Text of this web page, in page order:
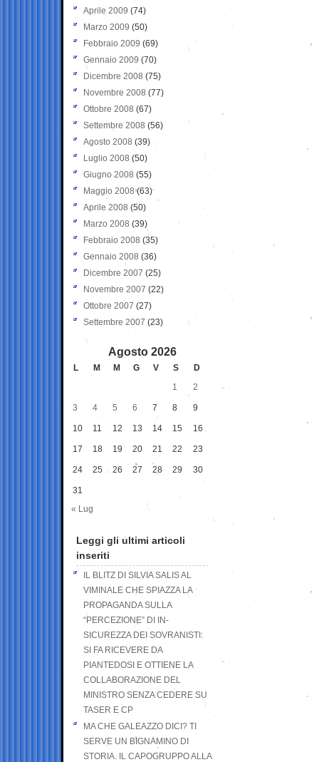
Aprile 2009 (74)
Marzo 2009 (50)
Febbraio 2009 (69)
Gennaio 2009 (70)
Dicembre 2008 (75)
Novembre 2008 (77)
Ottobre 2008 (67)
Settembre 2008 (56)
Agosto 2008 (39)
Luglio 2008 (50)
Giugno 2008 (55)
Maggio 2008(63)
Aprile 2008 (50)
Marzo 2008 (39)
Febbraio 2008 (35)
Gennaio 2008 (36)
Dicembre 2007 (25)
Novembre 2007 (22)
Ottobre 2007 (27)
Settembre 2007 (23)
Agosto 2026
L M M G V S
D
1
2
3 4 5 6 7 8 9
10 11 12 13 14 15 16
17 18 19 20 21 22 23
24 25 26 27 28 29 30
31
« Lug
Leggi gli ultimi articoli
inseriti
IL BLITZ DI SILVIA SALIS AL
VIMINALE CHE SPIAZZA LA
PROPAGANDA SULLA
“PERCEZIONE” DI IN-
SICUREZZA DEI SOVRANISTI:
SI FA RICEVERE DA
PIANTEDOSI E OTTIENE LA
COLLABORAZIONE DEL
MINISTRO SENZA CEDERE SU
TASER E CP
MA CHE GALEAZZO DICI? TI
SERVE UN BIGNAMINO DI
STORIA. IL CAPOGRUPPO ALLA